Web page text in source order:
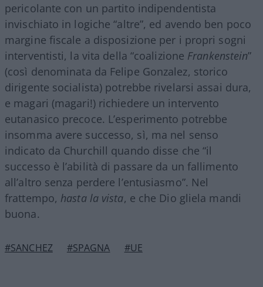
pericolante con un partito indipendentista
invischiato in logiche “altre”, ed avendo ben poco
margine fiscale a disposizione per i propri sogni
interventisti, la vita della “coalizione Frankenstein”
(così denominata da Felipe Gonzalez, storico
dirigente socialista) potrebbe rivelarsi assai dura,
e magari (magari!) richiedere un intervento
eutanasico precoce. L’esperimento potrebbe
insomma avere successo, sì, ma nel senso
indicato da Churchill quando disse che “il
successo è l’abilità di passare da un fallimento
all’altro senza perdere l’entusiasmo”. Nel
frattempo, hasta la vista, e che Dio gliela mandi
buona.
#SANCHEZ #SPAGNA #UE